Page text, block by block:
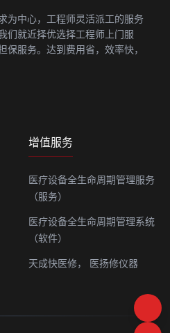
为中心，工程师灵活派工的服务
们就近择优选择工程师上门服
服务。达到费用省，效率快，
增值服务
医疗设备全生命周期管理服务
（服务）
医疗设备全生命周期管理系统
（软件）
天成快医修，
医扬修仪器